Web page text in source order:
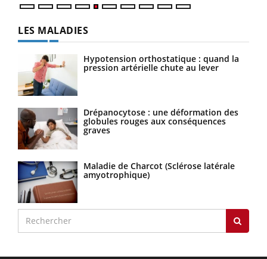
LES MALADIES
Hypotension orthostatique : quand la
pression artérielle chute au lever
Drépanocytose : une déformation des
globules rouges aux conséquences
graves
Maladie de Charcot (Sclérose latérale
amyotrophique)